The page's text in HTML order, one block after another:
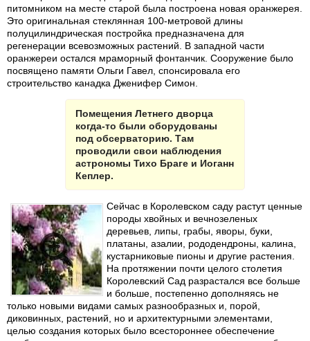
питомником на месте старой была построена новая оранжерея.
Это оригинальная стеклянная 100-метровой длины
полуцилиндрическая постройка предназначена для
регенерации всевозможных растений. В западной части
оранжереи остался мраморный фонтанчик. Сооружение было
посвящено памяти Ольги Гавел, спонсировала его
строительство канадка Дженифер Симон.
Помещения Летнего дворца
когда-то были оборудованы
под обсерваторию. Там
проводили свои наблюдения
астрономы Тихо Браге и Иоганн
Кеплер.
Сейчас в Королевском саду растут ценные
породы хвойных и вечнозеленых
деревьев, липы, грабы, яворы, буки,
платаны, азалии, рододендроны, калина,
кустарниковые пионы и другие растения.
На протяжении почти целого столетия
Королевский Сад разрастался все больше
и больше, постепенно дополняясь не
только новыми видами самых разнообразных и, порой,
диковинных, растений, но и архитектурными элементами,
целью создания которых было всестороннее обеспечение